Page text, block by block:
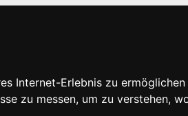
Internet-Erlebnis zu
zu messen, um zu verstehen,